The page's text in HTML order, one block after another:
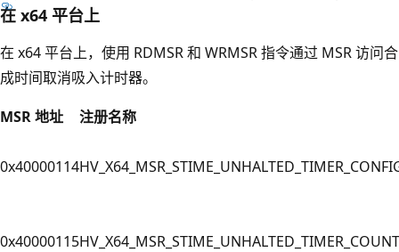
在 x64 平台上
在 x64 平台上，使用 RDMSR 和 WRMSR 指令通过 MSR 访问合
成时间取消吸入计时器。
MSR 地址
注册名称
0x40000114
0x40000115HV_X64_MSR_STIME_UNHALTED_TIMER_COUNT